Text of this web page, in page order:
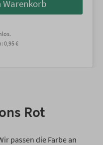
Warenkorb
0,95 €
Rot
passen die Farbe an